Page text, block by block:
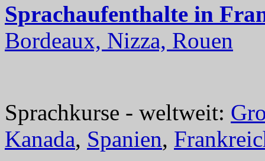
Sprachaufenthalte in
Bordeaux, Nizza, Rouen
Sprachkurse - weltweit:
Kanada, Spanien,